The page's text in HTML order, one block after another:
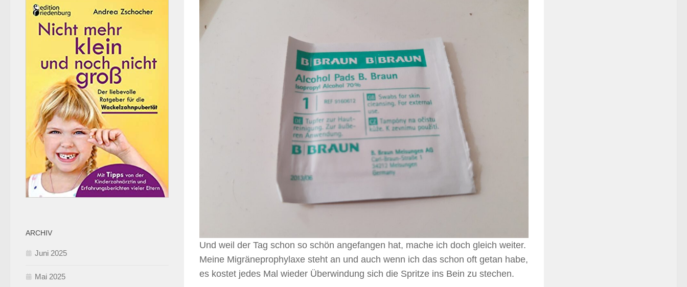
Und weil der Tag schon so schön angefangen hat, mache ich doch gleich weiter.
Meine Migräneprophylaxe steht an und auch wenn ich das schon oft getan habe,
es kostet jedes Mal wieder Überwindung sich die Spritze ins Bein zu stechen.
ARCHIV
Juni 2025
Mai 2025